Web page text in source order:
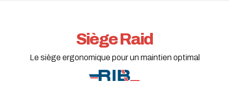
Siège Raid
Le siège ergonomique pour un maintien optimal